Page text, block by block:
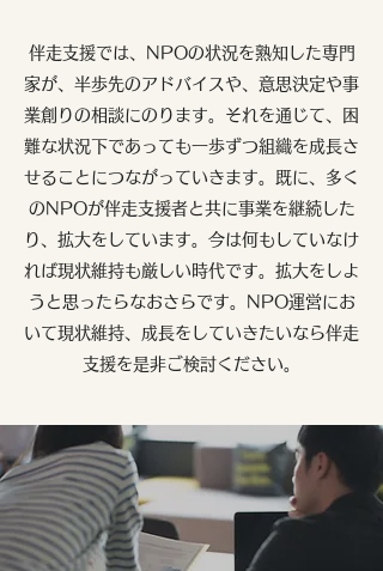
伴走支援では、NPOの状況を熟知した専門
家が、半歩先のアドバイスや、意思決定や事
業創りの相談にのります。それを通じて、困
難な状況下であっても一歩ずつ組織を成長さ
せることにつながっていきます。既に、多く
のNPOが伴走支援者と共に事業を継続した
り、拡大をしています。今は何もしていなけ
れば現状維持も厳しい時代です。拡大をしよ
うと思ったらなおさらです。NPO運営にお
いて現状維持、成長をしていきたいなら伴走
支援を是非ご検討ください。